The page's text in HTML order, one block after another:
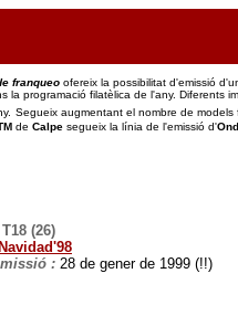
franqueo ofereix la possibilitat d'emissió
la programació filatèlica de l'any. Diferents
Segueix augmentant el nombre de models
de Calpe segueix la línia de l'emissió d'
(26)
Navidad'98
: 28 de gener de 1999 (!!)